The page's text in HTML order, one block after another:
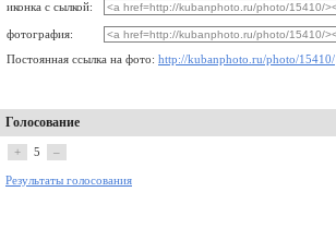
иконка с сылкой:
фотография:
Постоянная ссылка на фото: http://kubanphoto.ru/photo/15410/
Голосование
+ 5 –
Результаты голосования